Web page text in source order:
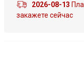
2026-08-13
закажете сейчас